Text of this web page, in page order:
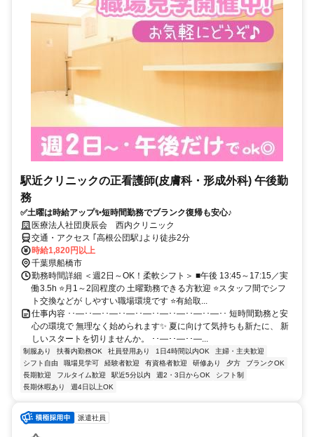
駅近クリニックの正看護師(皮膚科・形成外科) 午後勤
務
✅土曜は時給アップ✨短時間勤務でブランク復帰も安心♪
医療法人社団庚辰会 西内クリニック
交通・アクセス ｢高根公団駅｣より徒歩2分
時給1,820円以上
千葉県船橋市
勤務時間詳細 ＜週2日～OK！柔軟シフト＞ ■午後 13:45～17:15／実
働3.5h ⭐月1～2回程度の 土曜勤務できる方歓迎 ⭐スタッフ間でシフ
ト交換などが しやすい職場環境です ⭐有給取...
仕事内容 ･･―･･―･･―･･―･･―･･―･･―･･―･･―･･ 短時間勤務と安
心の環境で 無理なく始められます✨ 夏に向けて気持ちも新たに、 新
しいスタートを切りませんか。 ･･―･･―･･―...
制服あり 扶養内勤務OK 社員登用あり 1日4時間以内OK
主婦・主夫歓迎
シフト自由
職場見学可 経験者歓迎 有資格者歓迎 研修あり 夕方
ブランクOK
長期歓迎
フルタイム歓迎 駅近5分以内 週2・3日からOK
シフト制
長期休暇あり
週4日以上OK
派遣社員